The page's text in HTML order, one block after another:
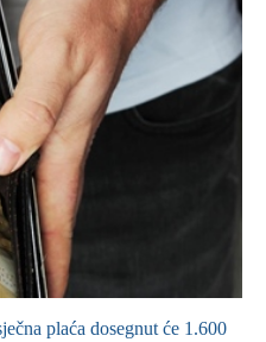
plaća dosegnut će 1.600